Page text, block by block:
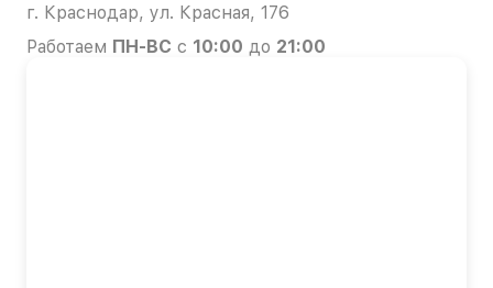
г. Краснодар, ул. Красная, 176
Работаем ПН-ВС с 10:00 до 21:00